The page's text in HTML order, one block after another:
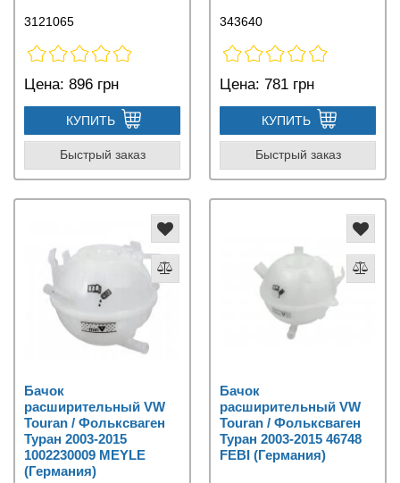
3121065
Цена: 896 грн
КУПИТЬ
Быстрый заказ
343640
Цена: 781 грн
КУПИТЬ
Быстрый заказ
Бачок
расширительный VW
Touran / Фольксваген
Туран 2003-2015
1002230009 MEYLE
(Германия)
Бачок
расширительный VW
Touran / Фольксваген
Туран 2003-2015 46748
FEBI (Германия)